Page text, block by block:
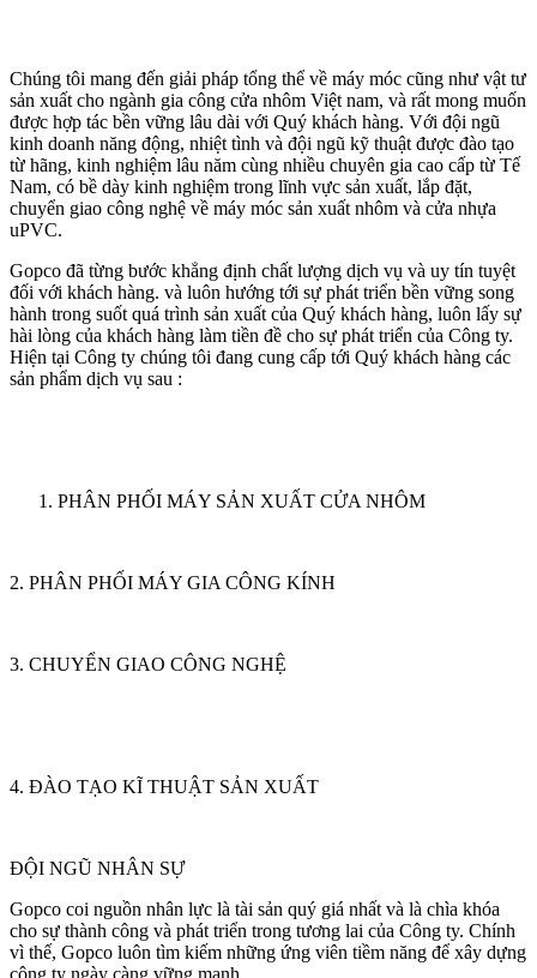
Chúng tôi mang đến giải pháp tổng thể về máy móc cũng như vật tư
sản xuất cho ngành gia công cửa nhôm Việt nam, và rất mong muốn
được hợp tác bền vững lâu dài với Quý khách hàng. Với đội ngũ
kinh doanh năng động, nhiệt tình và đội ngũ kỹ thuật được đào tạo
từ hãng, kinh nghiệm lâu năm cùng nhiều chuyên gia cao cấp từ Tế
Nam, có bề dày kinh nghiệm trong lĩnh vực sản xuất, lắp đặt,
chuyển giao công nghệ về máy móc sản xuất nhôm và cửa nhựa
uPVC.
Gopco đã từng bước khẳng định chất lượng dịch vụ và uy tín tuyệt
đối với khách hàng. và luôn hướng tới sự phát triển bền vững song
hành trong suốt quá trình sản xuất của Quý khách hàng, luôn lấy sự
hài lòng của khách hàng làm tiền đề cho sự phát triển của Công ty.
Hiện tại Công ty chúng tôi đang cung cấp tới Quý khách hàng các
sản phẩm dịch vụ sau :
PHÂN PHỐI MÁY SẢN XUẤT CỬA NHÔM
2. PHÂN PHỐI MÁY GIA CÔNG KÍNH
3. CHUYỂN GIAO CÔNG NGHỆ
4. ĐÀO TẠO KĨ THUẬT SẢN XUẤT
ĐỘI NGŨ NHÂN SỰ
Gopco coi nguồn nhân lực là tài sản quý giá nhất và là chìa khóa
cho sự thành công và phát triển trong tương lai của Công ty. Chính
vì thế, Gopco luôn tìm kiếm những ứng viên tiềm năng để xây dựng
công ty ngày càng vững mạnh.